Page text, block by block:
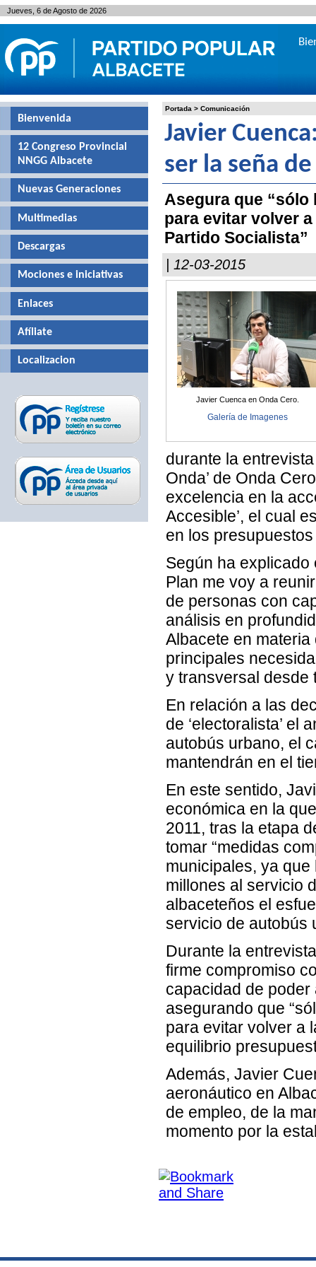
Portada > Comunicación
Javier
ser la seña
Asegura que “sólo
para evitar volver
Partido Socialista”
| 12-03-2015
Javier Cuenca en Onda Cero.
Galería de Imagenes
durante la
Onda’ de Onda
excelencia en la
Accesible’, el cual
en los
Según ha explicado
Plan me voy a
de personas con
análisis en
Albacete en
principales
y transversal desde
En relación a las
de ‘electoralista’ el
autobús urbano, el
mantendrán en el
En este sentido,
económica en la
2011, tras la etapa
tomar “medidas
municipales, ya
millones al servicio
albaceteños el
servicio de autobús
Durante la
firme compromiso
capacidad de
asegurando que
para evitar volver a
equilibrio
Además, Javier
aeronáutico en
de empleo, de la
momento por la
Bienvenida
12 Congreso Provincial
NNGG Albacete
Nuevas Generaciones
Multimedias
Descargas
Mociones e iniciativas
Enlaces
Afíliate
Localizacion
Jueves, 6 de Agosto de 2026